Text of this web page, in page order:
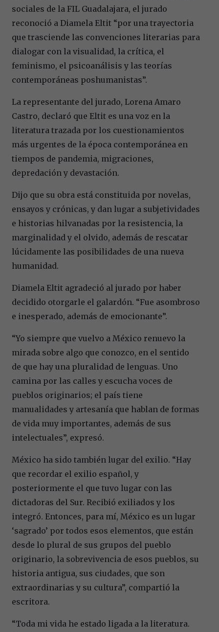
sociales de la FIL Guadalajara, el jurado
reconoció a Diamela Eltit “por una trayectoria
que trasciende las convenciones literarias para
dialogar con la visualidad, la crítica, el
feminismo, el psicoanálisis y las teorías
contemporáneas poshumanistas”.
La representante del jurado, Lorena Amaro
Castro, declaró que Eltit es una voz en la
literatura trazada por los cuestionamientos
más urgentes de la época contemporánea en
tiempos de pandemia, migraciones,
depredación y devastación.
Dijo que su obra está constituida por novelas,
ensayos y crónicas, y dan lugar a subjetividades
e historias hilvanadas por la resistencia, la
marginalidad y el olvido, además de rescatar
lúcidamente las posibilidades de una nueva
humanidad.
Diamela Eltit agradeció al jurado por haber
decidido otorgarle el galardón. “Fue asombroso
e inesperado, además de emocionante”.
“Yo siempre que vuelvo a México renuevo la
mirada sobre algo que conozco, en el sentido
de que hay una pluralidad de lenguas. Uno
camina por las calles y escucha voces de
pueblos originarios; el país tiene
manualidades y artesanía que hablan de formas
de vida muy importantes, además de sus
intelectuales”, expresó.
México ha sido también lugar del exilio. “Hay
que recordar el exilio español, y
posteriormente el que tuvo lugar con las
dictadoras del Sur. Recibió exiliados y los
integró. Entonces, para mí, México es un lugar
‘sagrado’ por todos esos elementos, que están
desde lo plural de sus grupos del pueblo
originario, la sobrevivencia de esos pueblos, su
historia antigua, sus ciudades, que son
extraordinarias y su cultura”, compartió la
escritora.
“Toda mi vida he estado ligada a la literatura.